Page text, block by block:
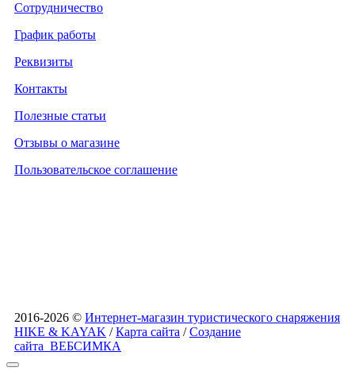
Сотрудничество
График работы
Реквизиты
Контакты
Полезные статьи
Отзывы о магазине
Пользовательское соглашение
2016-2026 © Интернет-магазин туристического снаряжения
HIKE & KAYAK /Карта сайта /Создание
сайта ВЕБСИМКА